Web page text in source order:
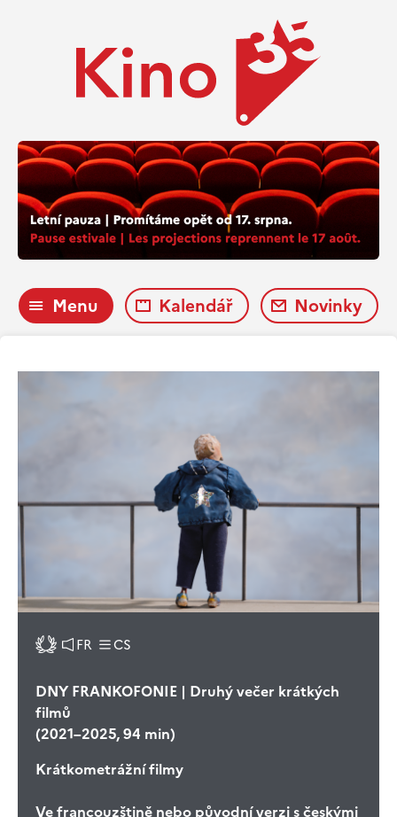
Menu Kalendář Novinky
FR CS
DNY FRANKOFONIE | Druhý večer krátkých
filmů
(2021–2025, 94 min)
Krátkometrážní filmy
Ve francouzštině nebo původní verzi s českými